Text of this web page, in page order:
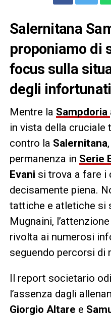
Salernitana
proponiamo di
focus sulla
degli infortunati
Mentre la Sampdoria
in vista della cruciale
contro la Salernitana
permanenza in Serie
Evani si trova a fare i
decisamente piena.
tattiche e atletiche si
Mugnaini,
rivolta ai numerosi
seguendo percorsi di
Il report societario
l’assenza dagli
Giorgio Altare e